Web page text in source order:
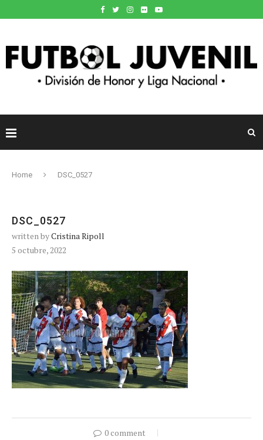
Home DSC_0527
DSC_0527
written byCristina Ripoll
5 octubre, 2022
0 comment